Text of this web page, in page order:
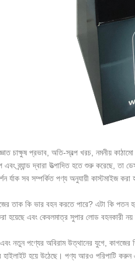
চাক্ষুষ প্রভাব, অতি-স্বল্প খরচ, নমনীয়
এবং ব্র্যান্ড দ্বারা উত্পাদিত হতে শুরু করেছে,
র্যাক সব সম্পর্কিত পণ্য অনুযায়ী কাস্টমাইজ করা
তাক কি ভার বহন করতে পারে? এটা কি পতন
হয়েছে এবং কেবলমাত্র সুপার লোড বহনকারী
নতুন পণ্যের অবিরাম উত্থানের যুগে, কাগজের
হাইলাইট হয়ে উঠেছে। পণ্য আরও পরিপাটি